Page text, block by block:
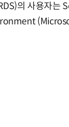
의 사용자는